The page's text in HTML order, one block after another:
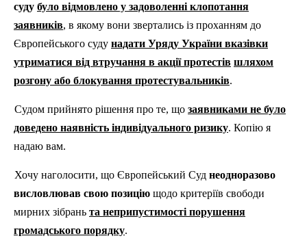
суду було відмовлено у задоволенні клопотання
заявників, в якому вони звертались із проханням до
Європейського суду надати Уряду України вказівки
утриматися від втручання в акції протестів шляхом
розгону або блокування протестувальників.
Судом прийнято рішення про те, що заявниками не було
доведено наявність індивідуального ризику. Копію я
надаю вам.
Хочу наголосити, що Європейський Суд неодноразово
висловлював свою позицію щодо критеріїв свободи
мирних зібрань та неприпустимості порушення
громадського порядку.